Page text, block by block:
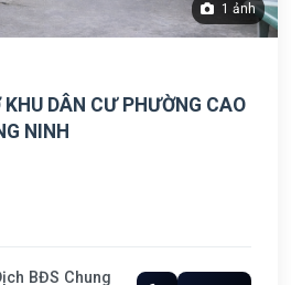
1 ảnh
DÂN CƯ PHƯỜNG CAO
NINH
BĐS Chung